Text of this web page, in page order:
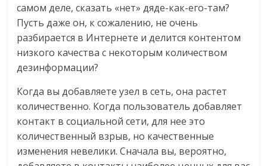
самом деле, сказать «нет» дяде-как-его-там?
Пусть даже он, к сожалению, не очень
разбирается в Интернете и делится контентом
низкого качества с некоторым количеством
дезинформации?
Когда вы добавляете узел в сеть, она растет
количественно. Когда пользователь добавляет
контакт в социальной сети, для нее это
количественный взрыв, но качественные
изменения невелики. Сначала вы, вероятно,